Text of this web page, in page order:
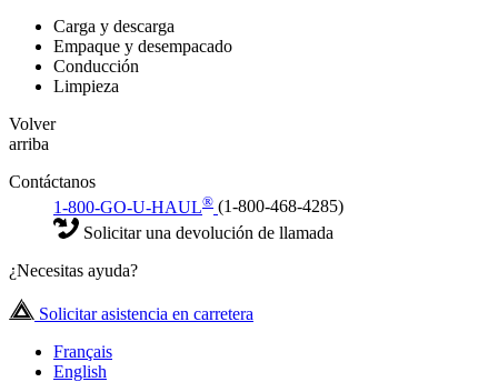
Carga y descarga
Empaque y desempacado
Conducción
Limpieza
Volver
arriba
Contáctanos
1-800-GO-U-HAUL® (1-800-468-4285)
Solicitar una devolución de llamada
¿Necesitas ayuda?
Solicitar asistencia en carretera
Français
English